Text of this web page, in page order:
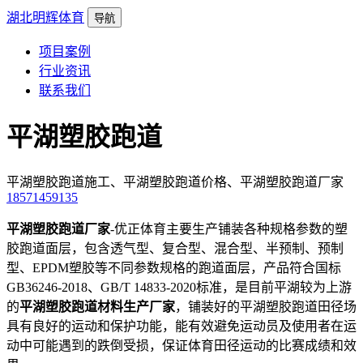
湖北明辉体育 导航
项目案例
行业资讯
联系我们
平湖塑胶跑道
平湖塑胶跑道施工、平湖塑胶跑道价格、平湖塑胶跑道厂家
18571459135
平湖塑胶跑道厂家-优正体育主要生产铺装各种规格参数的塑
胶跑道面层，包含透气型、复合型、混合型、半预制、预制
型、EPDM塑胶等不同参数规格的跑道面层，产品符合国标
GB36246-2018、GB/T 14833-2020标准，是目前平湖较为上游
的平湖塑胶跑道材料生产厂家，铺装好的平湖塑胶跑道田径场
具有良好的运动和保护功能，能有效避免运动员及使用者在运
动中可能遇到的跌倒受损，保证体育田径运动的比赛成绩和效